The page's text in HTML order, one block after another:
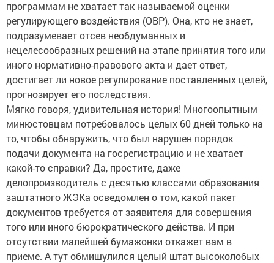
программам не хватает так называемой оценки
регулирующего воздействия (ОВР). Она, кто не знает,
подразумевает отсев необдуманных и
нецелесообразных решений на этапе принятия того или
иного нормативно-правового акта и дает ответ,
достигает ли новое регулирование поставленных целей,
прогнозирует его последствия.
Мягко говоря, удивительная история! Многоопытным
минюстовцам потребовалось целых 60 дней только на
то, чтобы обнаружить, что был нарушен порядок
подачи документа на госрегистрацию и не хватает
какой-то справки? Да, простите, даже
делопроизводитель с десятью классами образования
заштатного ЖЭКа осведомлен о том, какой пакет
документов требуется от заявителя для совершения
того или иного бюрократического действа. И при
отсутствии малейшей бумажонки откажет вам в
приеме. А тут обмишулился целый штат высоколобых